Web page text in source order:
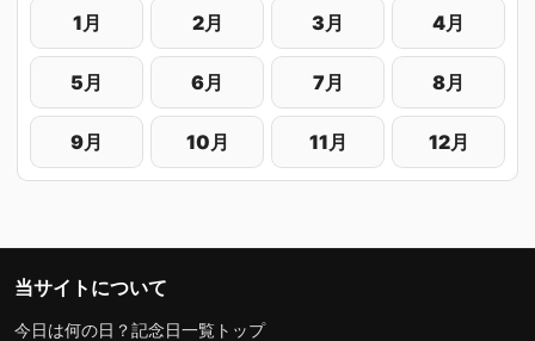
1月 2月 3月 4月
5月 6月 7月 8月
9月 10月 11月 12月
当サイトについて
今日は何の日？記念日一覧トップ